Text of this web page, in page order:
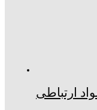
ارتباطی